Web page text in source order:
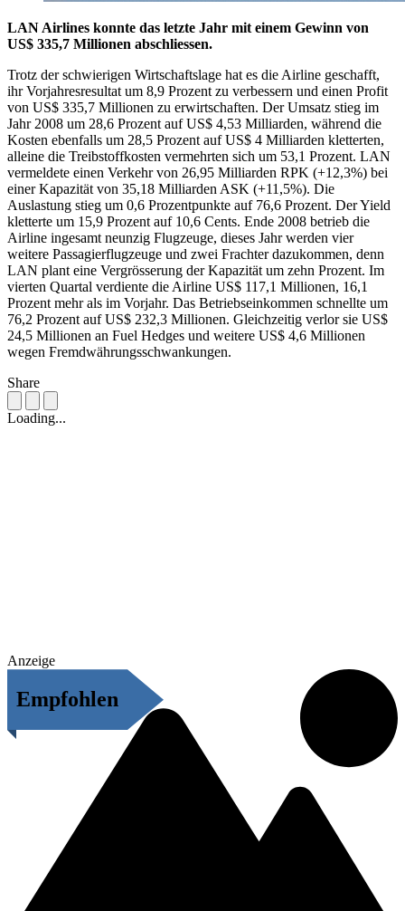
LAN Airlines konnte das letzte Jahr mit einem Gewinn von
US$ 335,7 Millionen abschliessen.
Trotz der schwierigen Wirtschaftslage hat es die Airline geschafft,
ihr Vorjahresresultat um 8,9 Prozent zu verbessern und einen Profit
von US$ 335,7 Millionen zu erwirtschaften. Der Umsatz stieg im
Jahr 2008 um 28,6 Prozent auf US$ 4,53 Milliarden, während die
Kosten ebenfalls um 28,5 Prozent auf US$ 4 Milliarden kletterten,
alleine die Treibstoffkosten vermehrten sich um 53,1 Prozent. LAN
vermeldete einen Verkehr von 26,95 Milliarden RPK (+12,3%) bei
einer Kapazität von 35,18 Milliarden ASK (+11,5%). Die
Auslastung stieg um 0,6 Prozentpunkte auf 76,6 Prozent. Der Yield
kletterte um 15,9 Prozent auf 10,6 Cents. Ende 2008 betrieb die
Airline ingesamt neunzig Flugzeuge, dieses Jahr werden vier
weitere Passagierflugzeuge und zwei Frachter dazukommen, denn
LAN plant eine Vergrösserung der Kapazität um zehn Prozent. Im
vierten Quartal verdiente die Airline US$ 117,1 Millionen, 16,1
Prozent mehr als im Vorjahr. Das Betriebseinkommen schnellte um
76,2 Prozent auf US$ 232,3 Millionen. Gleichzeitig verlor sie US$
24,5 Millionen an Fuel Hedges und weitere US$ 4,6 Millionen
wegen Fremdwährungsschwankungen.
Share
Loading...
Anzeige
Empfohlen